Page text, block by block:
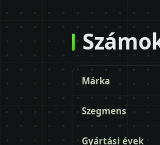
Márka
Szegmens
Gyártási évek